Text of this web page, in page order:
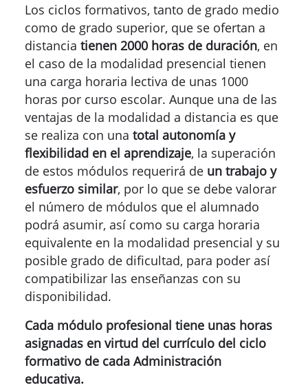
Los ciclos formativos, tanto de grado medio
como de grado superior, que se ofertan a
distancia tienen 2000 horas de duración, en
el caso de la modalidad presencial tienen
una carga horaria lectiva de unas 1000
horas por curso escolar. Aunque una de las
ventajas de la modalidad a distancia es que
se realiza con una total autonomía y
flexibilidad en el aprendizaje, la superación
de estos módulos requerirá de un trabajo y
esfuerzo similar, por lo que se debe valorar
el número de módulos que el alumnado
podrá asumir, así como su carga horaria
equivalente en la modalidad presencial y su
posible grado de dificultad, para poder así
compatibilizar las enseñanzas con su
disponibilidad.
Cada módulo profesional tiene unas horas
asignadas en virtud del currículo del ciclo
formativo de cada Administración
educativa.